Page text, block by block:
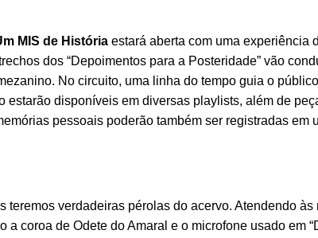
MIS de História estará aberta com uma experiência
dos “Depoimentos para a Posteridade” vão
No circuito, uma linha do tempo guia o
disponíveis em diversas playlists, além de
pessoais poderão também ser registradas em
teremos verdadeiras pérolas do acervo. Atendendo às
coroa de Odete do Amaral e o microfone usado em